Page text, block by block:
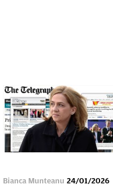
Bianca Munteanu 24/01/2026